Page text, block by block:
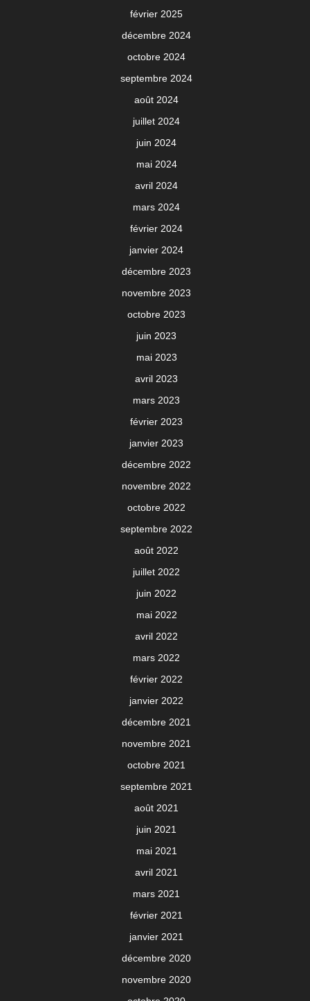
février 2025
décembre 2024
octobre 2024
septembre 2024
août 2024
juillet 2024
juin 2024
mai 2024
avril 2024
mars 2024
février 2024
janvier 2024
décembre 2023
novembre 2023
octobre 2023
juin 2023
mai 2023
avril 2023
mars 2023
février 2023
janvier 2023
décembre 2022
novembre 2022
octobre 2022
septembre 2022
août 2022
juillet 2022
juin 2022
mai 2022
avril 2022
mars 2022
février 2022
janvier 2022
décembre 2021
novembre 2021
octobre 2021
septembre 2021
août 2021
juin 2021
mai 2021
avril 2021
mars 2021
février 2021
janvier 2021
décembre 2020
novembre 2020